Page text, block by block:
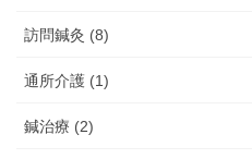
訪問鍼灸 (8)
通所介護 (1)
鍼治療 (2)